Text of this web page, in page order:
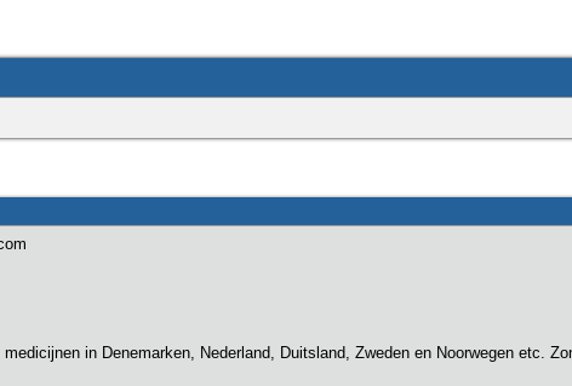
in Denemarken, Nederland, Duitsland, Zweden en Noorwegen etc.